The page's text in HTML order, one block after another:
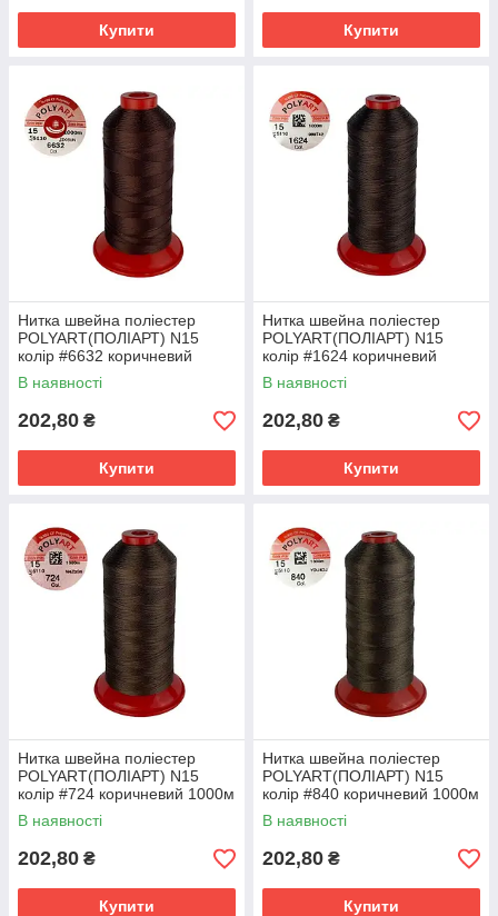
Купити Купити
Нитка швейна поліестер
POLYART(ПОЛІАРТ) N15
колір #6632 коричневий
1000м (ОРИГІНАЛ,
ТУРЕЧЧИНА)
В наявності
202,80 ₴
Купити
Нитка швейна поліестер
POLYART(ПОЛІАРТ) N15
колір #1624 коричневий
1000м (ОРИГІНАЛ,
ТУРЕЧЧИНА)
В наявності
202,80 ₴
Купити
Нитка швейна поліестер
POLYART(ПОЛІАРТ) N15
колір #724 коричневий 1000м
(ОРИГІНАЛ, ТУРЕЧЧИНА)
В наявності
202,80 ₴
Купити
Нитка швейна поліестер
POLYART(ПОЛІАРТ) N15
колір #840 коричневий 1000м
(ОРИГІНАЛ, ТУРЕЧЧИНА)
В наявності
202,80 ₴
Купити